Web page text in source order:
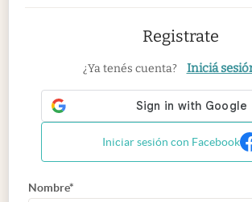
Registrate
¿Ya tenés cuenta? Iniciá
Iniciar sesión con Facebook
Nombre*